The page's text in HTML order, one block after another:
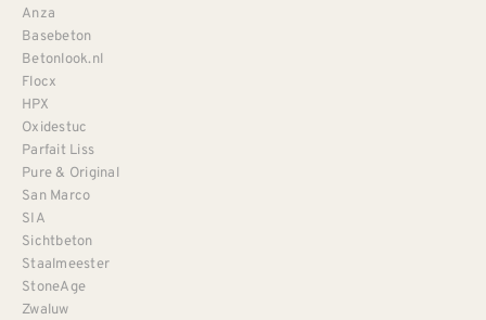
Anza
Basebeton
Betonlook.nl
Flocx
HPX
Oxidestuc
Parfait Liss
Pure & Original
San Marco
SIA
Sichtbeton
Staalmeester
StoneAge
Zwaluw